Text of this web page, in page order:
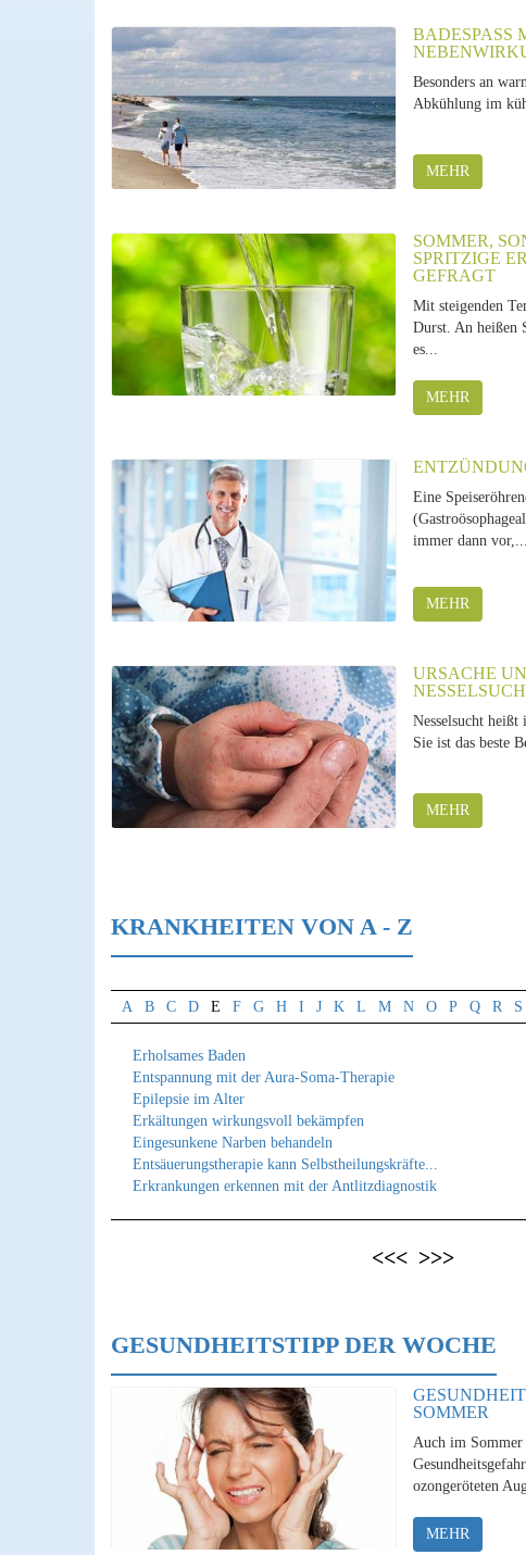
BADESPASS
Besonders an
Abkühlung im
MEHR
SOMMER,
SPRITZIGE
GEFRAGT
Mit steigenden
Durst. An heißen
es...
MEHR
Eine
immer dann vor,...
MEHR
URSACHE
Nesselsucht
Sie ist das beste
MEHR
KRANKHEITEN VON A - Z
A B C D E F G H I J K L M N O P Q R S
Erholsames Baden
Entspannung mit der Aura-Soma-Therapie
Epilepsie im Alter
Erkältungen wirkungsvoll bekämpfen
Eingesunkene Narben behandeln
Entsäuerungstherapie kann Selbstheilungskräfte...
Erkrankungen erkennen mit der Antlitzdiagnostik
<<< >>>
GESUNDHEITSTIPP DER WOCHE
SOMMER
Auch im Sommer
ozongeröteten
MEHR